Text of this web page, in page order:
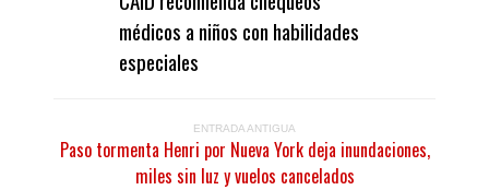
médicos a niños con habilidades
especiales
ENTRADA ANTIGUA
Paso tormenta Henri por Nueva York deja inundaciones,
miles sin luz y vuelos cancelados